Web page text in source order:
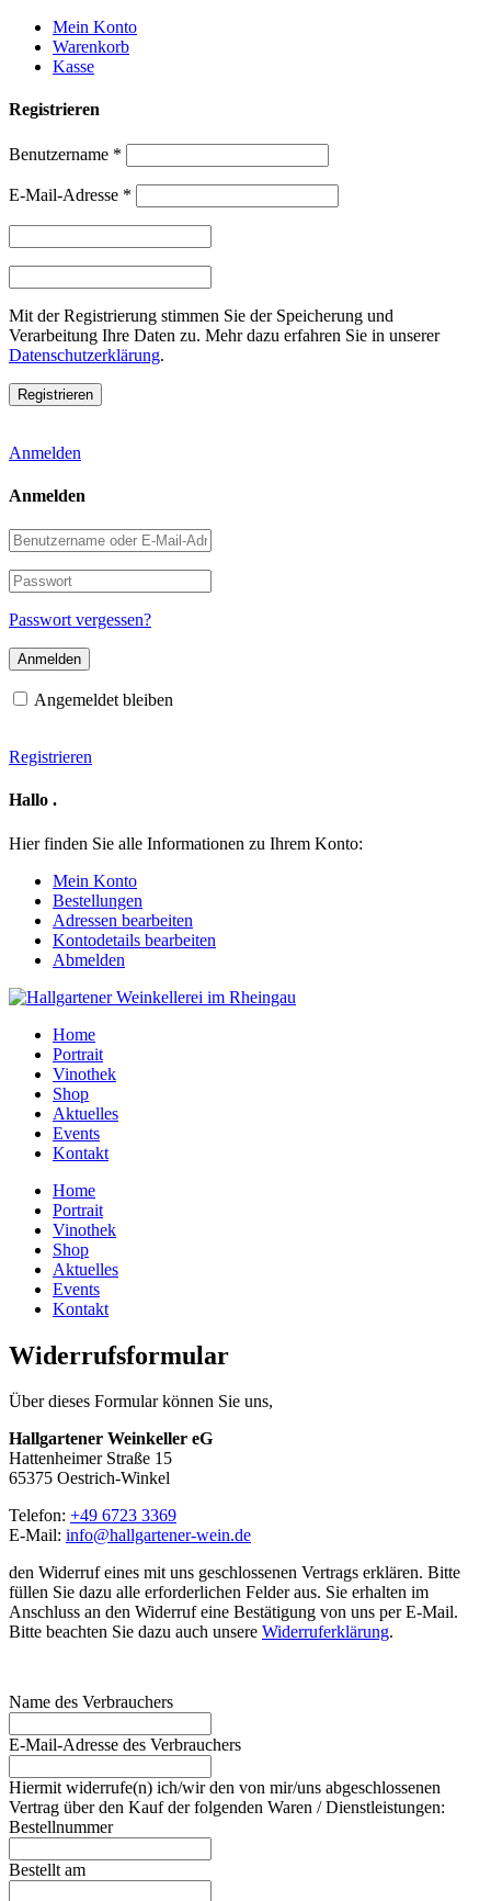
Weiter
zum
Inhalt
Mein Konto
Warenkorb
Kasse
Registrieren
Benutzername *
E-Mail-Adresse *
Mit der Registrierung stimmen Sie der Speicherung und
Verarbeitung Ihre Daten zu. Mehr dazu erfahren Sie in unserer
Datenschutzerklärung.
Anmelden
Anmelden
Benutzername
oder
E-
Mail-
Adresse
Passwort
Passwort vergessen?
Angemeldet bleiben
Registrieren
Hallo .
Hier finden Sie alle Informationen zu Ihrem Konto:
Mein Konto
Bestellungen
Adressen bearbeiten
Kontodetails bearbeiten
Abmelden
Home
Portrait
Vinothek
Shop
Aktuelles
Events
Kontakt
Home
Portrait
Vinothek
Shop
Aktuelles
Events
Kontakt
Widerrufsformular
Über dieses Formular können Sie uns,
Hallgartener Weinkeller eG
Hattenheimer Straße 15
65375 Oestrich-Winkel
Telefon: +49 6723 3369
E-Mail: info@hallgartener-wein.de
den Widerruf eines mit uns geschlossenen Vertrags erklären. Bitte
füllen Sie dazu alle erforderlichen Felder aus. Sie erhalten im
Anschluss an den Widerruf eine Bestätigung von uns per E-Mail.
Bitte beachten Sie dazu auch unsere Widerruferklärung.
Name des Verbrauchers
E-Mail-Adresse des Verbrauchers
Hiermit widerrufe(n) ich/wir den von mir/uns abgeschlossenen
Vertrag über den Kauf der folgenden Waren / Dienstleistungen:
Bestellnummer
Bestellt am